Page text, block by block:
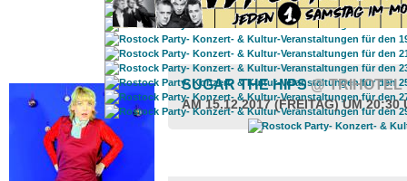
ROSTOCK TAGESTIPP
SUGAR THE HIPS@ TRIHOTEL
AM 15.12.2017 (FREITAG) UM 20:30